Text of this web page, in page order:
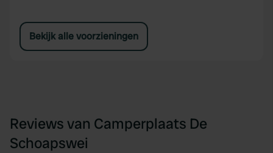
Bekijk alle voorzieningen
Reviews van Camperplaats De
Schoapswei